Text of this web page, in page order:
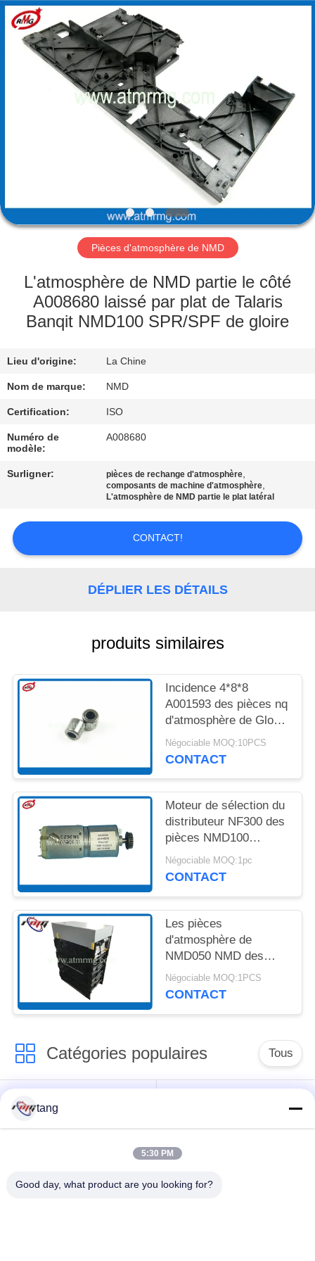
ACCUEIL
DE
NOUS
VISITE
L'USINE
CONTRÔLE
QUALITÉ
CONTACTEZ-
NOUS
NOUVELLES
LES
UN DEVIS
PLAN
POLITIQUE
DE
CONFIDENTIALITÉ
Guang
Science
Technology
Pièces d'atmosphère de NMD
L'atmosphère de NMD partie le côté
A008680 laissé par plat de Talaris
Banqit NMD100 SPR/SPF de gloire
Lieu d'origine: La Chine
Nom de marque: NMD
Certification: ISO
Numéro de
modèle:
A008680
Surligner: pièces de rechange d'atmosphère,
composants de machine d'atmosphère,
L'atmosphère de NMD partie le plat latéral
CONTACT!
DÉPLIER LES DÉTAILS
produits similaires
Incidence 4*8*8
A001593 des pièces nq
d'atmosphère de Glory
Delarue NMD100
NMD200 NMD
Négociable MOQ:10PCS
CONTACT
Moteur de sélection du
distributeur NF300 des
pièces NMD100
NMD050 de machine
de l'atmosphère
Négociable MOQ:1pc
CONTACT
Les pièces
d'atmosphère de
NMD050 NMD des
canaux de la billetterie
quatre avec des
Négociable MOQ:1PCS
CONTACT
Catégories populaires Tous
Pièces de rechange
d'atmosphère
Pièces d'atmosphère
tang
5:30 PM
Good day, what product are you looking for?